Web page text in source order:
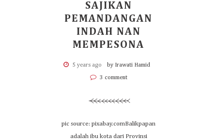
SAJIKAN
PEMANDANGAN
INDAH NAN
MEMPESONA
5 years ago by Irawati Hamid
3 comment
pic source: pixabay.comBalikpapan
adalah ibu kota dari Provinsi